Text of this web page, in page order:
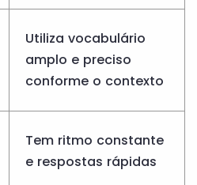
Utiliza vocabulário
amplo e preciso
conforme o contexto
Tem ritmo constante
e respostas rápidas